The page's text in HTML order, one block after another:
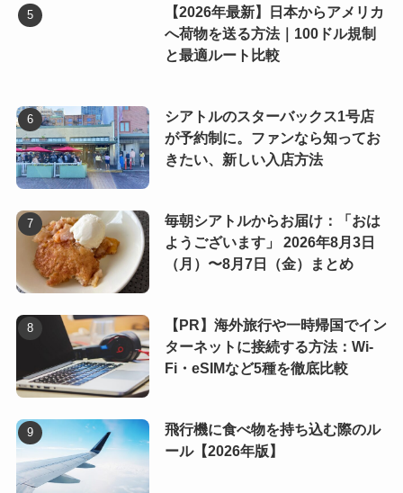
【2026年最新】日本からアメリカ
へ荷物を送る方法｜100ドル規制
と最適ルート比較
シアトルのスターバックス1号店
が予約制に。ファンなら知ってお
きたい、新しい入店方法
毎朝シアトルからお届け：「おは
ようございます」 2026年8月3日
（月）〜8月7日（金）まとめ
【PR】海外旅行や一時帰国でイン
ターネットに接続する方法：Wi-
Fi・eSIMなど5種を徹底比較
飛行機に食べ物を持ち込む際のル
ール【2026年版】